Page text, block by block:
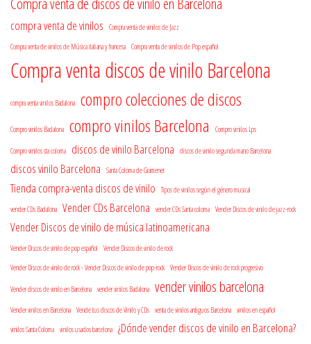
compra venta de vinilos
Compra venta de vinilos de Jazz
Compra venta de vinilos de Música italiana y francesa Compra venta de vinilos de Pop español
Compra venta discos de vinilo Barcelona
compra venta vinilos Badalona compro colecciones de discos
Compro vinilos Badalona compro vinilos Barcelona Compro vinilos Lps
Compro vinilos sta coloma discos de vinilo Barcelona discos de vinilo segunda mano Barcelona
discos vinilo Barcelona Santa Coloma de Gramenet
Tienda compra-venta discos de vinilo
Tipos de vinilos según el género musical
vender CDs Badalona Vender CDs Barcelona vender CDs Santa coloma Vender Discos de vinilo de jazz-rock
Vender Discos de vinilo de música latinoamericana
Vender Discos de vinilo de pop español
Vender Discos de vinilo de rock
Vender Discos de vinilo de rock - Vender Discos de vinilo de pop-rock Vender Discos de vinilo de rock progresivo
Vender discos de vinilo en Barcelona vender vinilos Badalona vender vinilos barcelona
Vender vinilos en Barcelona Vende tus discos de Vinilo y CDs venta de vinilos antiguos Barcelona vinilos en español
vinilos Santa Coloma vinilos usados barcelona ¿Dónde vender discos de vinilo en Barcelona?